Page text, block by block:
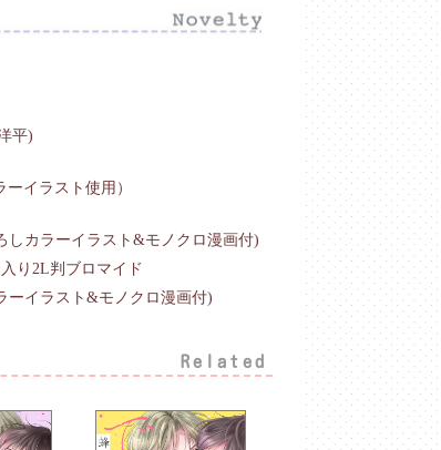
平)
イラスト使用）
カラーイラスト&モノクロ漫画付)
り2L判ブロマイド
イラスト&モノクロ漫画付)
Related